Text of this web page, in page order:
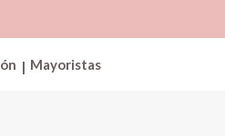
| Mayoristas